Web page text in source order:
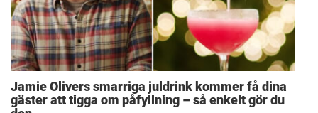
Jamie Olivers smarriga juldrink kommer få dina
gäster att tigga om påfyllning – så enkelt gör du